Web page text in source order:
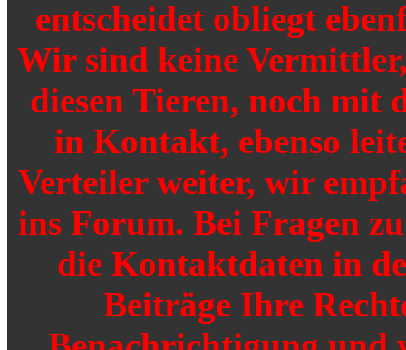
entscheidet obliegt
Wir sind keine
diesen Tieren, noch mit
in Kontakt, ebenso
Verteiler weiter, wir
ins Forum. Bei Fragen
die Kontaktdaten in
Beiträge Ihre